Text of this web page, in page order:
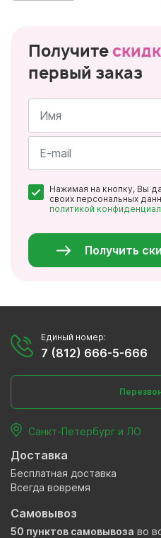
Получите
первый заказ
Имя
*
Нажимая на кнопку, Вы
своих персональных
политикой
Получить
Единый номер:
7 (812) 666-5-666
Санкт-Петербург и ЛО
Доставка
Бесплатная доставка
Всегда вовремя
Самовывоз
50 пунктов самовывоза во